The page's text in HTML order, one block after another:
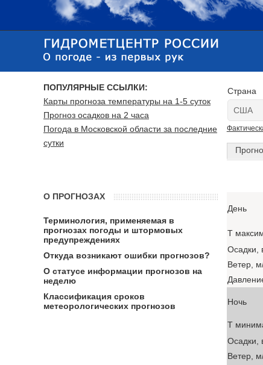
Страна
День
T
Осадки,
Ветер,
Ночь
T
Осадки,
Ветер,
ПОПУЛЯРНЫЕ ССЫЛКИ:
Карты прогноза температуры на 1-5 суток
Прогноз осадков на 2 часа
Погода в Московской области за последние
сутки
О ПРОГНОЗАХ
Терминология, применяемая в
прогнозах погоды и штормовых
предупреждениях
Откуда возникают ошибки прогнозов?
О статусе информации прогнозов на
неделю
Классификация сроков
метеорологических прогнозов